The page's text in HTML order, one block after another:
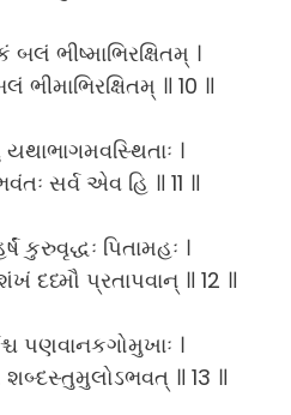
ભીષ્માભિરક્ષિતમ્ ।
ભીમાભિરક્ષિતમ્ ॥ 10 ॥
।
સર્વ એવ હિ ॥ 11 ॥
પિતામહઃ ।
દધ્મૌ પ્રતાપવાન્ ॥ 12 ॥
પણવાનકગોમુખાઃ ।
॥ 13 ॥